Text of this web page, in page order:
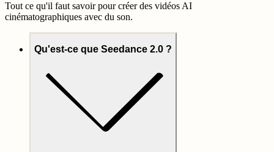
Tout ce qu'il faut savoir pour créer des vidéos AI
cinématographiques avec du son.
Qu'est-ce que Seedance 2.0 ?